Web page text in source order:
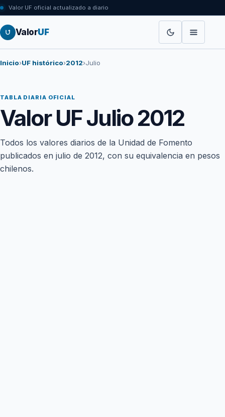
Valor UF oficial actualizado a diario
ValorUF
Inicio›UF histórico›2012›Julio
TABLA DIARIA OFICIAL
Valor UF Julio 2012
Todos los valores diarios de la Unidad de Fomento
publicados en julio de 2012, con su equivalencia en pesos
chilenos.